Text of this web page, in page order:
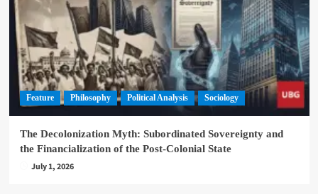
Feature Philosophy Political Analysis Sociology
The Decolonization Myth: Subordinated Sovereignty and
the Financialization of the Post-Colonial State
July 1, 2026